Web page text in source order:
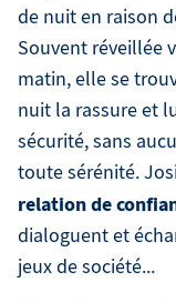
de nuit en raison
Souvent réveillée
matin, elle se
nuit la rassure et
sécurité, sans
toute sérénité.
relation de
dialoguent et
jeux de société...